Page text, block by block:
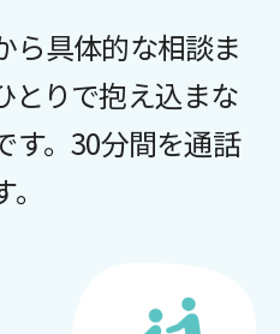
ら具体的な相談ま
とりで抱え込まな
す。30分間を通話